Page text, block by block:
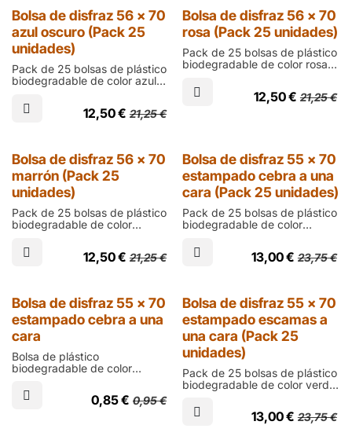
sencilla y económica para
fiestas de carnaval o
manualidades escolares
sencilla y económica para
fiestas de carnaval o
manualidades escolares
Bolsa de disfraz 56 x 70
azul oscuro (Pack 25
unidades)
Pack de 25 bolsas de plástico
biodegradable de color azul
mm de alto, 560 de ancho y
200 micras de grosor; para
sencilla y económica para
fiestas de carnaval o
manualidades escolares
12,50€ 21,25€
Bolsa de disfraz 56 x 70
rosa (Pack 25 unidades)
Pack de 25 bolsas de plástico
biodegradable de color rosa
alto, 560 de ancho y 200
micras de grosor; para crear
12,50€ 21,25€
Bolsa de disfraz 56 x 70
marrón (Pack 25
unidades)
Pack de 25 bolsas de plástico
biodegradable de color
mm de alto, 560 de ancho y
200 micras de grosor; para
sencilla y económica para
fiestas de carnaval o
manualidades escolares
12,50€ 21,25€
Outlet
Bolsa de disfraz 55 x 70
estampado cebra a una
cara (Pack 25 unidades)
Pack de 25 bolsas de plástico
biodegradable de color
impresas a una cara de talla
infantil de 700 mm de alto,
cebra
13,00€ 23,75€
Outlet
Bolsa de disfraz 55 x 70
estampado cebra a una
cara
Bolsa de plástico
biodegradable de color
impresas a una cara de talla
infantil de 700 mm de alto,
0,85€ 0,95€
Outlet
Bolsa de disfraz 55 x 70
estampado escamas a
una cara (Pack 25
unidades)
Pack de 25 bolsas de plástico
biodegradable de color verde
cara de talla infantil de 700
mm de alto, 550 de ancho y
13,00€ 23,75€